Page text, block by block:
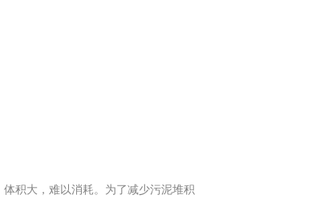
积大，难以消耗。为了减少污泥堆积